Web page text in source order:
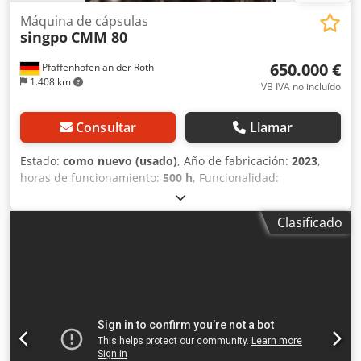
Pfaffenhofen an der Roth
1.408 km
Máquina de cápsulas
singpo CMM 80
650.000 €
VB IVA no incluído
Consultar Llamar
Estado: como nuevo (usado), Año de fabricación: 2023,
horas de funcionamiento: 500 h, Funcionalidad:
, número de máquina/vehículo:
H32023/1001, Línea de producción para la fabricación de
cápsulas vacías Compuesta por: • Depósito de mezcla para
con inspección por cámara y expulsión individual
programable • Sistema de aire comprimido con secador
Clasificado